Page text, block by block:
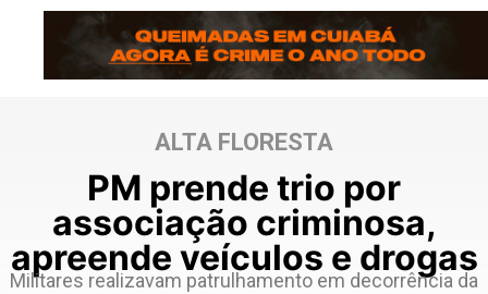
ALTA FLORESTA
PM prende trio por
associação criminosa,
apreende veículos e drogas
Militares realizavam patrulhamento em decorrência da